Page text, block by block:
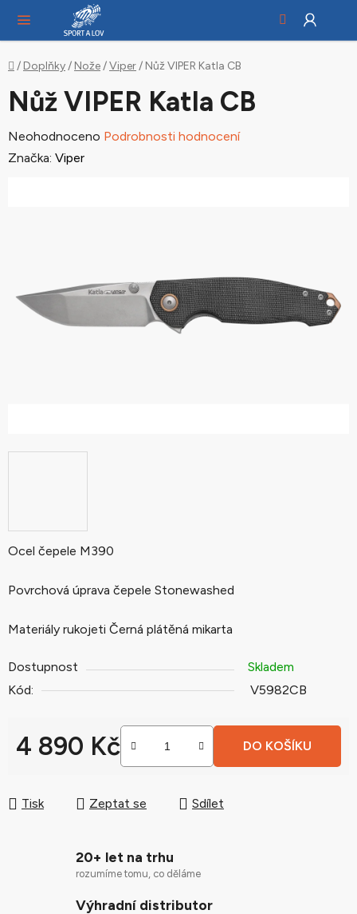
obsah
Domů
/ Doplňky/ Nože/Viper/ Nůž VIPER Katla CB
Ocel čepele M390
Povrchová úprava čepele Stonewashed
Materiály rukojeti Černá plátěná mikarta
Dostupnost
Skladem
Kód:
V5982CB
4 890 Kč DO KOŠÍKU
Tisk Zeptat se Sdílet
Nůž VIPER Katla CB
Průměrné
hodnocení
hvězdiček.
Neohodnoceno Podrobnosti hodnocení
Značka: Viper
20+ let na trhu
rozumíme tomu, co děláme
Výhradní distributor